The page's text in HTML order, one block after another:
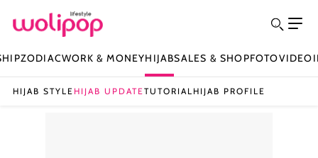
ZODIACWORK & MONEYHIJABSALES & SHOPFOTOVIDEO
HIJAB STYLE HIJAB UPDATETUTORIAL HIJAB PROFILE